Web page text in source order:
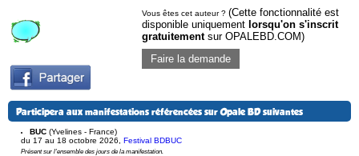
Vous êtes cet auteur ? (Cette fonctionnalité est
disponible uniquement lorsqu'on s'inscrit
gratuitementsur OPALEBD.COM)
Faire la demande
Participera aux manifestations référencées sur Opale BD suivantes
BUC (Yvelines - France)
du 17 au 18 octobre 2026
Festival BDBUC
Présent sur l'ensemble des jours de la manifestation.